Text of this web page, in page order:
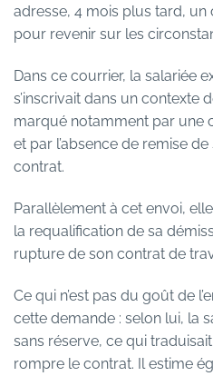
adresse, 4 mois plus tard,
pour revenir sur les
Dans ce courrier, la salariée
s’inscrivait dans un contexte
marqué notamment par une
et par l’absence de remise
contrat.
Parallèlement à cet envoi,
la requalification de sa
rupture de son contrat de
Ce qui n’est pas du goût de
cette demande : selon lui, la
sans réserve, ce qui
rompre le contrat. Il estime